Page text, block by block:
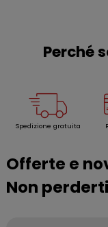
Perché
Spedizione gratuita
Offerte e
Non